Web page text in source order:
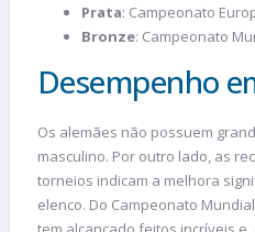
Prata: Campeonato
Bronze: Campeonato
Desempenho
Os alemães não possuem
masculino. Por outro lado, as
torneios indicam a melhora
elenco. Do Campeonato